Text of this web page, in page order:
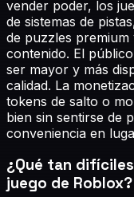
vender poder, los
de sistemas de
de puzzles
contenido. El
ser mayor y más
calidad. La
tokens de salto o
bien sin sentirse de
conveniencia en
¿Qué tan
juego de Roblox?